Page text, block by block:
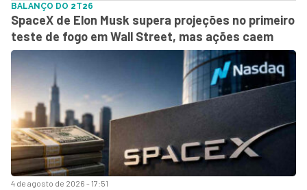
4 de agosto de 2026 - 17:51
BALANÇO DO 2T26
SpaceX de Elon Musk supera projeções no primeiro
teste de fogo em Wall Street, mas ações caem